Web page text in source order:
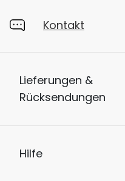
Kontakt
Lieferungen &
Rücksendungen
Hilfe